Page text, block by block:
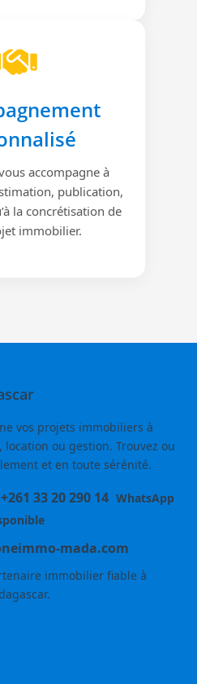
accompagne à
publication,
la concrétisation de
immobilier.
vos projets immobiliers à
ou gestion. Trouvez ou
et en toute sérénité.
+261 33 20 290 14 WhatsApp
mada.com
immobilier fiable à